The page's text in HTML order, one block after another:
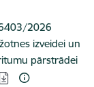
2026
izveidei un
pārstrādei